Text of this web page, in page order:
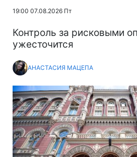
19:00 07.08.2026 Пт
Контроль за рисковыми
ужесточится
АНАСТАСИЯ МАЦЕПА